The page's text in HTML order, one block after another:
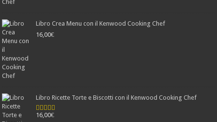
Libro Crea Menu con il Kenwood Cooking Chef
16,00€
Libro Ricette Torte e Biscotti con il Kenwood Cooking Chef
Valutato
16,00€